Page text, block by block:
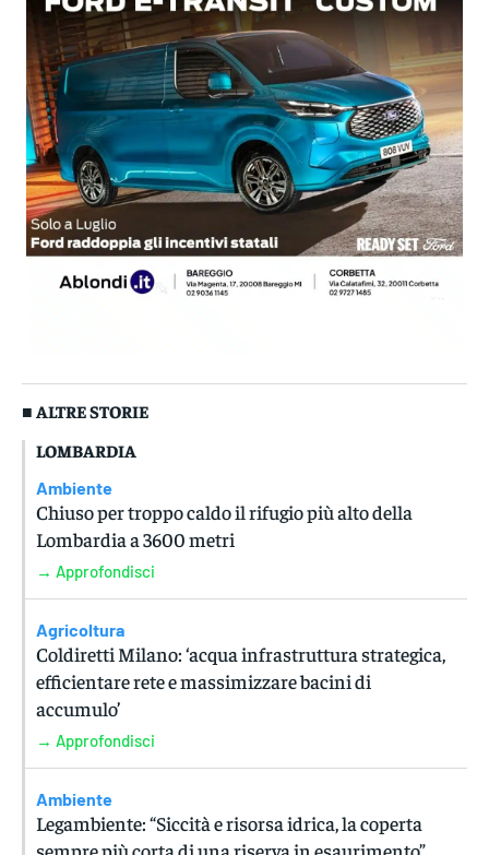
■ ALTRE STORIE
LOMBARDIA
Ambiente
Chiuso per troppo caldo il rifugio più alto della
Lombardia a 3600 metri
→ Approfondisci
Agricoltura
Coldiretti Milano: ‘acqua infrastruttura strategica,
efficientare rete e massimizzare bacini di
accumulo’
→ Approfondisci
Ambiente
Legambiente: “Siccità e risorsa idrica, la coperta